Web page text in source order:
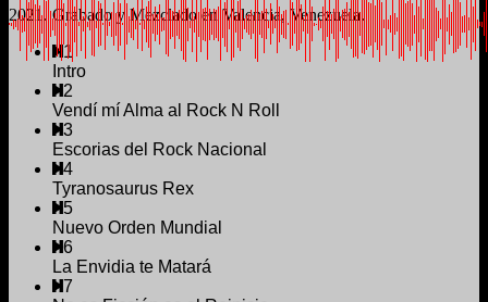
2021. Grabado y Mezclado en Valencia, Venezuela.
1
Intro
2
Vendí mí Alma al Rock N Roll
3
Escorias del Rock Nacional
4
Tyranosaurus Rex
5
Nuevo Orden Mundial
6
La Envidia te Matará
7